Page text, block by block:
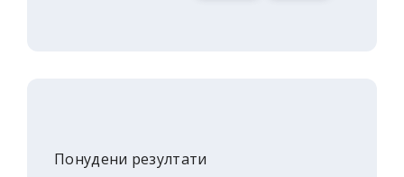
Понудени резултати